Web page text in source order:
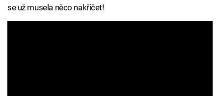
se už musela něco nakřičet!